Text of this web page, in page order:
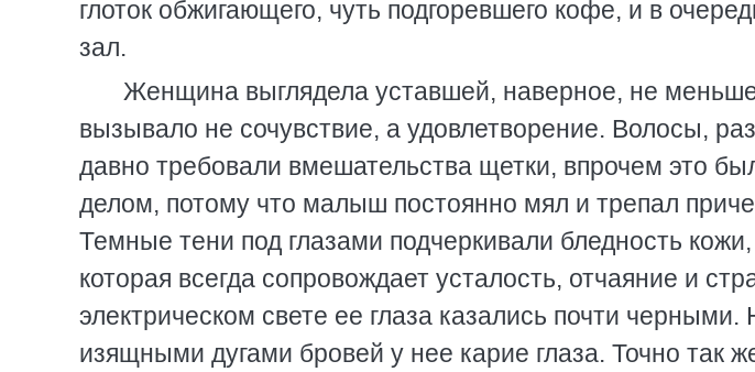
глоток обжигающего, чуть подгоревшего кофе, и в
зал.
Женщина выглядела уставшей, наверное, не меньше
вызывало не сочувствие, а удовлетворение. Волосы,
давно требовали вмешательства щетки, впрочем это
делом, потому что малыш постоянно мял и трепал
Темные тени под глазами подчеркивали бледность
которая всегда сопровождает усталость, отчаяние и
электрическом свете ее глаза казались почти
изящными дугами бровей у нее карие глаза. Точно так